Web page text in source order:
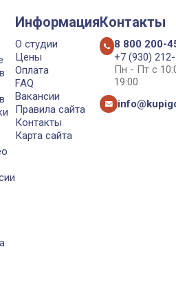
Информация
О студии
Цены
Оплата
FAQ
Вакансии
Правила сайта
Контакты
Карта сайта
Контакты
8 800 200-
+7 (930)
Пн - Пт с
19:00